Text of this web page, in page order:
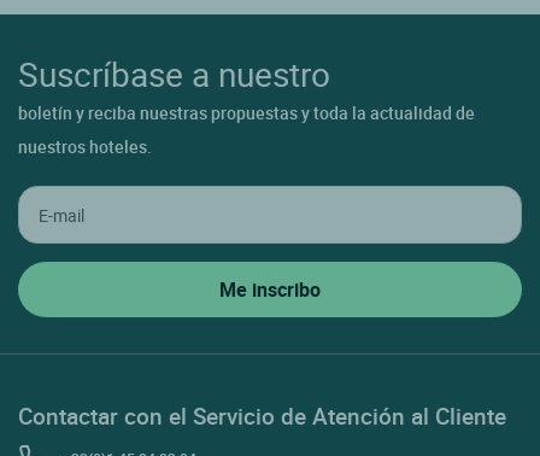
Suscríbase a nuestro
boletín y reciba nuestras propuestas y toda la actualidad de
nuestros hoteles.
Contactar con el Servicio de Atención al Cliente